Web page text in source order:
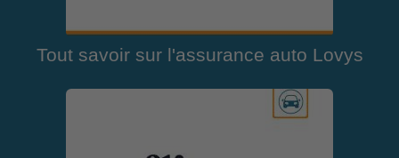
Tout savoir sur l'assurance auto Lovys